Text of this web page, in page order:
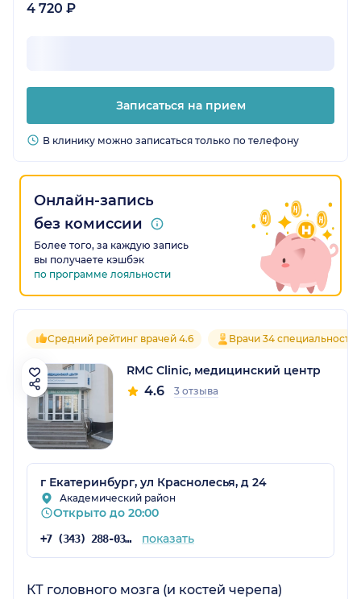
4 720 ₽
Записаться на прием
В клинику можно записаться только по телефону
Онлайн-запись
без комиссии
Более того, за каждую запись
вы получаете кэшбэк
по программе лояльности
Средний рейтинг врачей 4.6 Врачи 34
RMC Clinic, медицинский центр
4.6 3 отзыва
г Екатеринбург, ул Краснолесья, д 24
Академический район
Открыто до 20:00
+7 (343) 288-03-14 показать
КТ головного мозга (и костей черепа)